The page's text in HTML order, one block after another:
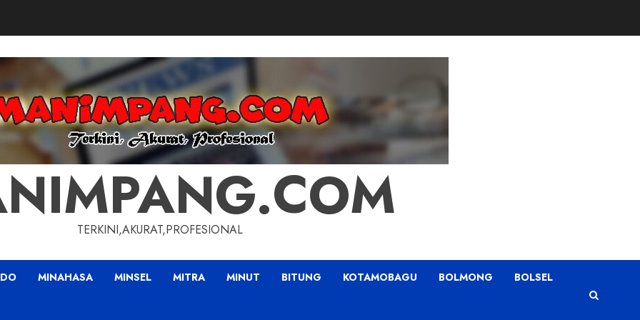
TERKINI,AKURAT,PROFESIONAL
MINAHASA MINSEL MITRA MINUT BITUNG KOTAMOBAGU BOLMONG BOLSEL